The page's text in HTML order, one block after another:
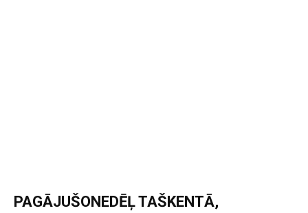
PAGĀJUŠONEDĒĻ TAŠKENTĀ,